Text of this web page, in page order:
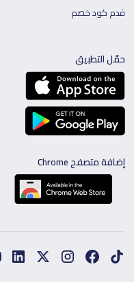
قدم كود خصم
حمّل التطبيق
إضافة متصفح Chrome